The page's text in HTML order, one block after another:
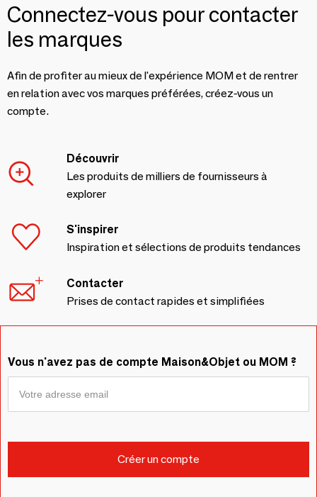
Connectez-vous pour contacter
les marques
Afin de profiter au mieux de l'expérience MOM et de rentrer
en relation avec vos marques préférées, créez-vous un
compte.
Découvrir
Les produits de milliers de fournisseurs à
explorer
S'inspirer
Inspiration et sélections de produits tendances
Contacter
Prises de contact rapides et simplifiées
Vous n'avez pas de compte Maison&Objet ou MOM ?